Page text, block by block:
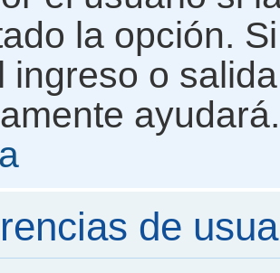
la opción.
ingreso o
ayudará.
de